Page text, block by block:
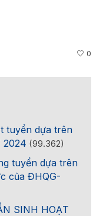
0
tuyển dựa trên
2024 (99.362)
tuyển dựa trên
của ĐHQG-
SINH HOẠT